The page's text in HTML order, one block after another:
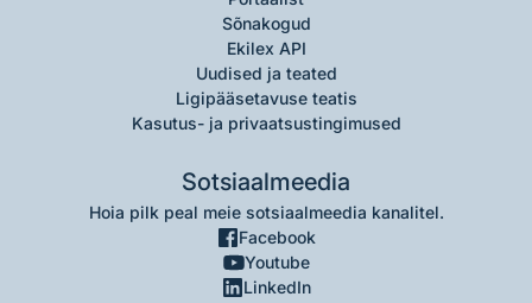
Sõnakogud
Ekilex API
Uudised ja teated
Ligipääsetavuse teatis
Kasutus- ja privaatsustingimused
Sotsiaalmeedia
Hoia pilk peal meie sotsiaalmeedia kanalitel.
Facebook
Youtube
LinkedIn